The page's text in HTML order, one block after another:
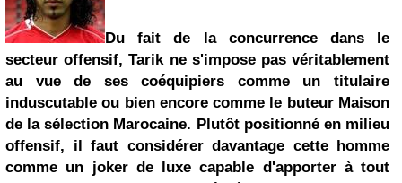
Du fait de la concurrence dans le
secteur offensif, Tarik ne s'impose pas véritablement
au vue de ses coéquipiers comme un titulaire
induscutable ou bien encore comme le buteur Maison
de la sélection Marocaine. Plutôt positionné en milieu
offensif, il faut considérer davantage cette homme
comme un joker de luxe capable d'apporter à tout